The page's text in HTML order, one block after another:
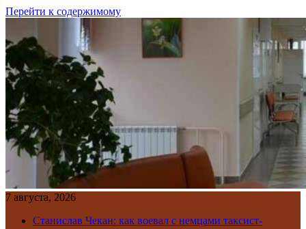
Перейти к содержимому
7 августа, 2026
Станислав Чекан: как воевал с немцами таксист-